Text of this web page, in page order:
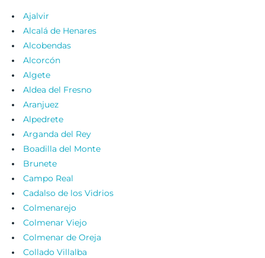
Ajalvir
Alcalá de Henares
Alcobendas
Alcorcón
Algete
Aldea del Fresno
Aranjuez
Alpedrete
Arganda del Rey
Boadilla del Monte
Brunete
Campo Real
Cadalso de los Vidrios
Colmenarejo
Colmenar Viejo
Colmenar de Oreja
Collado Villalba